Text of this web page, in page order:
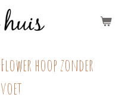
Flower hoop zonder
voet